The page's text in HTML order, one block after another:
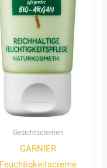
Gesichtscremen
GARNIER
Feuchtigkeitscreme